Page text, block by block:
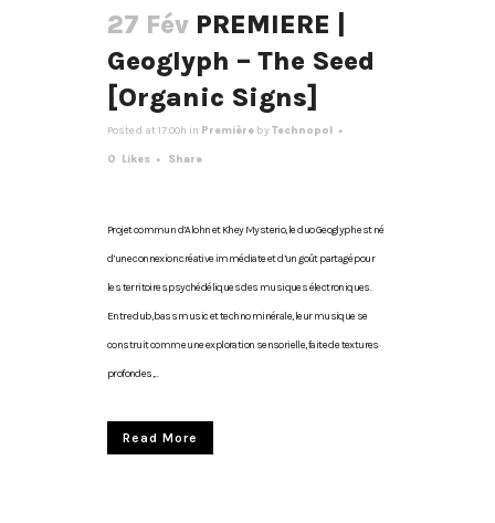
27 Fév PREMIERE |
Geoglyph – The Seed
[Organic Signs]
Posted at 17:00h in Première byTechnopol
0 Likes Share
Projet commun d’Alohn et Khey Mysterio, le duo Geoglyph est né
d’une connexion créative immédiate et d’un goût partagé pour
les territoires psychédéliques des musiques électroniques.
Entre dub, bass music et techno minérale, leur musique se
construit comme une exploration sensorielle, faite de textures
profondes,...
Read More